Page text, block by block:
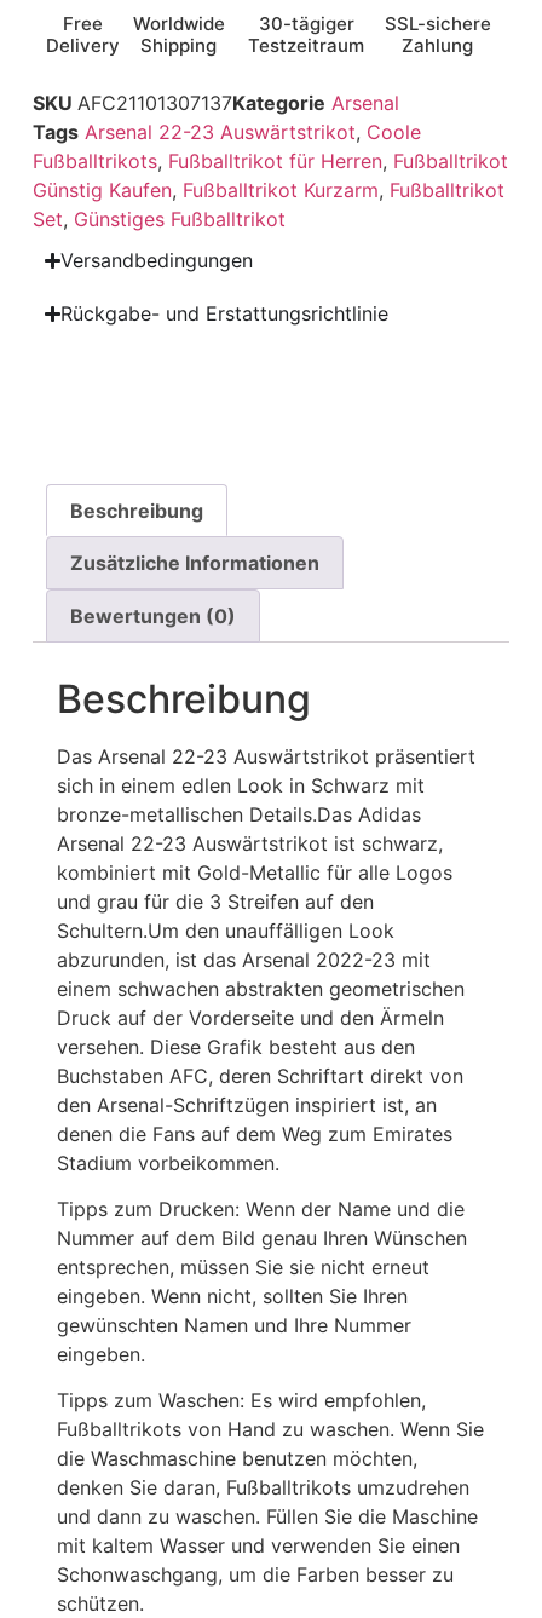
Free
Delivery
Worldwide
Shipping
30-tägiger
Testzeitraum
SSL-sichere
Zahlung
SKU AFC21101307137Kategorie Arsenal
Tags Arsenal 22-23 Auswärtstrikot, Coole
Fußballtrikots, Fußballtrikot für Herren, Fußballtrikot
Günstig Kaufen, Fußballtrikot Kurzarm, Fußballtrikot
Set, Günstiges Fußballtrikot
Versandbedingungen
Rückgabe- und Erstattungsrichtlinie
Beschreibung
Zusätzliche Informationen
Bewertungen (0)
Beschreibung
Das Arsenal 22-23 Auswärtstrikot präsentiert
sich in einem edlen Look in Schwarz mit
bronze-metallischen Details.Das Adidas
Arsenal 22-23 Auswärtstrikot ist schwarz,
kombiniert mit Gold-Metallic für alle Logos
und grau für die 3 Streifen auf den
Schultern.Um den unauffälligen Look
abzurunden, ist das Arsenal 2022-23 mit
einem schwachen abstrakten geometrischen
Druck auf der Vorderseite und den Ärmeln
versehen. Diese Grafik besteht aus den
Buchstaben AFC, deren Schriftart direkt von
den Arsenal-Schriftzügen inspiriert ist, an
denen die Fans auf dem Weg zum Emirates
Stadium vorbeikommen.
Tipps zum Drucken: Wenn der Name und die
Nummer auf dem Bild genau Ihren Wünschen
entsprechen, müssen Sie sie nicht erneut
eingeben. Wenn nicht, sollten Sie Ihren
gewünschten Namen und Ihre Nummer
eingeben.
Tipps zum Waschen: Es wird empfohlen,
Fußballtrikots von Hand zu waschen. Wenn Sie
die Waschmaschine benutzen möchten,
denken Sie daran, Fußballtrikots umzudrehen
und dann zu waschen. Füllen Sie die Maschine
mit kaltem Wasser und verwenden Sie einen
Schonwaschgang, um die Farben besser zu
schützen.